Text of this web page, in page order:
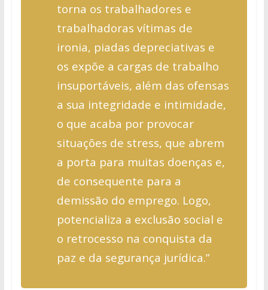
torna os trabalhadores e
trabalhadoras vítimas de
ironia, piadas depreciativas e
os expõe a cargas de trabalho
insuportáveis, além das ofensas
a sua integridade e intimidade,
o que acaba por provocar
situações de stress, que abrem
a porta para muitas doenças e,
de consequente para a
demissão do emprego. Logo,
potencializa a exclusão social e
o retrocesso na conquista da
paz e da segurança jurídica.”